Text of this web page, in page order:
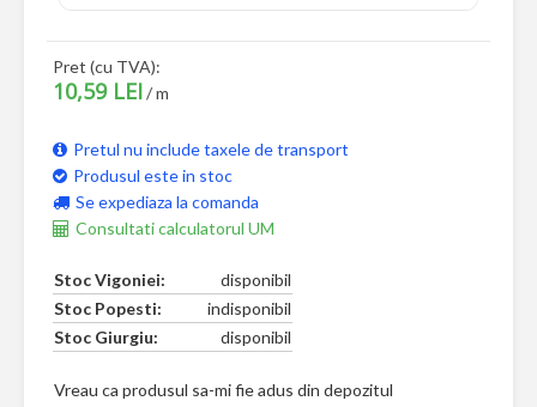
Pret (cu TVA):
10,59 LEI/ m
Pretul nu include taxele de transport
Produsul este in stoc
Se expediaza la comanda
Consultati calculatorul UM
Stoc Vigoniei:
disponibil
Stoc Popesti:
indisponibil
Stoc Giurgiu:
disponibil
Vreau ca produsul sa-mi fie adus din depozitul